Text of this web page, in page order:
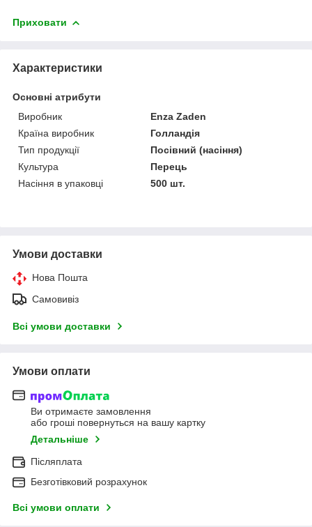
Приховати
Характеристики
Основні атрибути
Виробник
Enza Zaden
Країна виробник
Голландія
Тип продукції
Посівний (насіння)
Культура
Перець
Насіння в упаковці
500 шт.
Умови доставки
Нова Пошта
Самовивіз
Всі умови доставки
Умови оплати
Ви отримаєте замовлення
або гроші повернуться на вашу картку
Детальніше
Післяплата
Безготівковий розрахунок
Всі умови оплати